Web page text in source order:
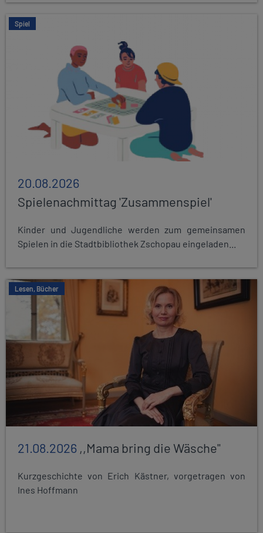
Spiel
20.08.2026
Spielenachmittag 'Zusammenspiel'
Kinder und Jugendliche werden zum gemeinsamen
Spielen in die Stadtbibliothek Zschopau eingeladen...
Lesen, Bücher
21.08.2026 ,,Mama bring die Wäsche"
Kurzgeschichte von Erich Kästner, vorgetragen von
Ines Hoffmann